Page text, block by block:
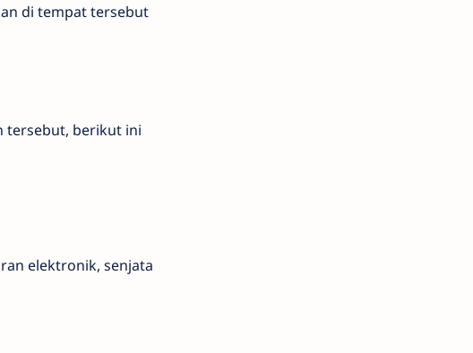
di tempat tersebut
tersebut, berikut ini
elektronik, senjata